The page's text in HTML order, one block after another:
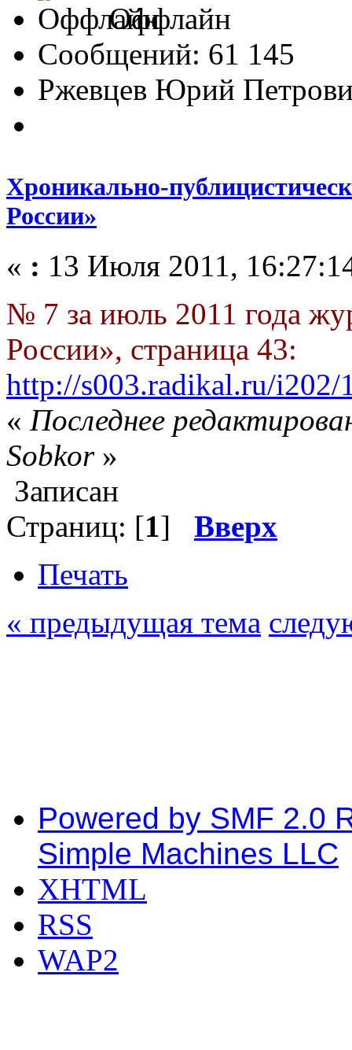
Оффлайн
Сообщений: 61 145
Ржевцев Юрий
Хроникально-
России»
« : 13 Июля 2011,
№ 7 за июль 2011 года
России», страница 43:
http://s003.radikal.ru/i202/
« Последнее
Sobkor»
Записан
Страниц: [1] Вверх
Печать
« предыдущая тема
Powered by SMF 2.0
Simple Machines LLC
XHTML
RSS
WAP2